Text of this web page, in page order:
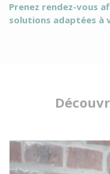
Prenez rendez-vous
solutions adaptées à